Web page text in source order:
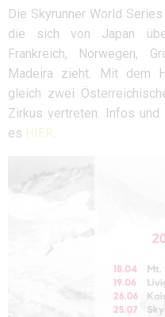
Die Skyrunner World
die sich von Japan
Frankreich, Norwegen,
Madeira zieht. Mit dem
gleich zwei
Zirkus vertreten. Infos und
es HIER.